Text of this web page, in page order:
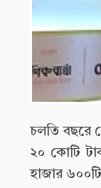
চলতি বছরে
২০ কোটি
হাজার